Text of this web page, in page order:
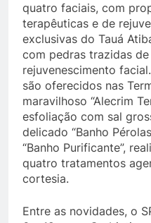
quatro faciais, com
terapêuticas e de
exclusivas do Tauá
com pedras trazidas
rejuvenescimento
são oferecidos nas
maravilhoso “Alecrim
esfoliação com sal
delicado “Banho
“Banho Purificante”,
quatro tratamentos
cortesia.
Entre as novidades, o